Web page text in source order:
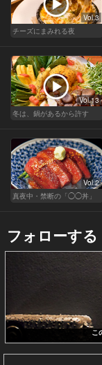
Vol.3
チーズにまみれる夜
Vol.13
冬は、鍋があるから許す
Vol.2
真夜中・禁断の「◯◯丼」
フォローする
こ